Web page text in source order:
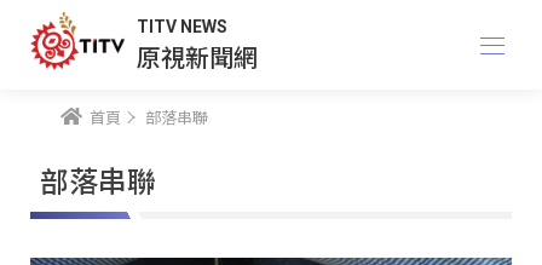
TITV NEWS
原視新聞網
首頁 部落串聯
部落串聯